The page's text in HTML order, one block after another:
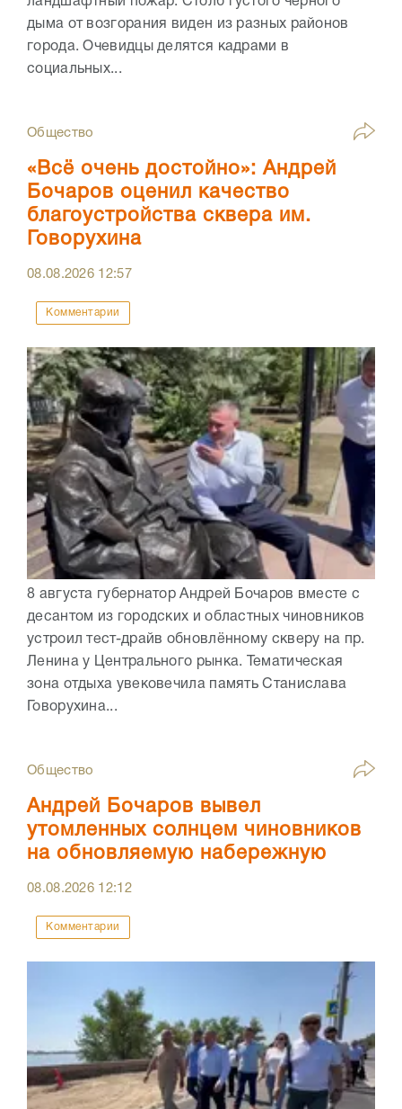
дыма от возгорания виден из разных районов
города. Очевидцы делятся кадрами в
социальных...
Общество
«Всё очень достойно»: Андрей
Бочаров оценил качество
благоустройства сквера им.
Говорухина
08.08.2026 12:57
Комментарии
8 августа губернатор Андрей Бочаров вместе с
десантом из городских и областных чиновников
устроил тест-драйв обновлённому скверу на пр.
Ленина у Центрального рынка. Тематическая
зона отдыха увековечила память Станислава
Говорухина...
Общество
Андрей Бочаров вывел
утомленных солнцем чиновников
на обновляемую набережную
08.08.2026 12:12
Комментарии